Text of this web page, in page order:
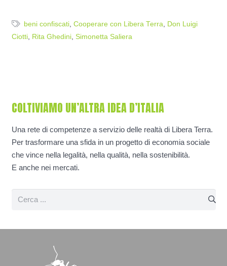
beni confiscati, Cooperare con Libera Terra, Don Luigi
Ciotti, Rita Ghedini, Simonetta Saliera
COLTIVIAMO UN’ALTRA IDEA D’ITALIA
Una rete di competenze a servizio delle realtà di Libera Terra.
Per trasformare una sfida in un progetto di economia sociale
che vince nella legalità, nella qualità, nella sostenibilità.
E anche nei mercati.